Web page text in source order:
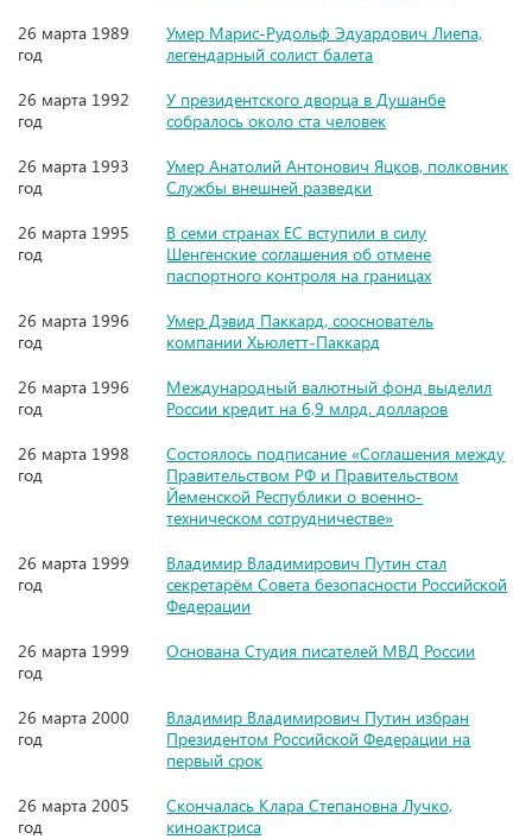
26 марта 1989
год
Умер Марис-Рудольф Эдуардович Лиепа,
легендарный солист балета
26 марта 1992
год
У президентского дворца в Душанбе
собралось около ста человек
26 марта 1993
год
Умер Анатолий Антонович Яцков, полковник
Службы внешней разведки
26 марта 1995
год
В семи странах ЕС вступили в силу
Шенгенские соглашения об отмене
паспортного контроля на границах
26 марта 1996
год
Умер Дэвид Паккард, сооснователь
компании Хьюлетт-Паккард
26 марта 1996
год
Международный валютный фонд выделил
России кредит на 6,9 млрд. долларов
26 марта 1998
год
Состоялось подписание «Соглашения между
Правительством РФ и Правительством
Йеменской Республики о военно-
техническом сотрудничестве»
26 марта 1999
год
Владимир Владимирович Путин стал
секретарём Совета безопасности Российской
Федерации
26 марта 1999
год
Основана Студия писателей МВД России
26 марта 2000
год
Владимир Владимирович Путин избран
Президентом Российской Федерации на
первый срок
26 марта 2005
год
Скончалась Клара Степановна Лучко,
киноактриса